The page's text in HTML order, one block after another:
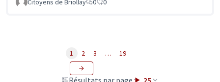
Citoyens de Briollay 0 0
Résultats par page : 25
1 2 3 … 19